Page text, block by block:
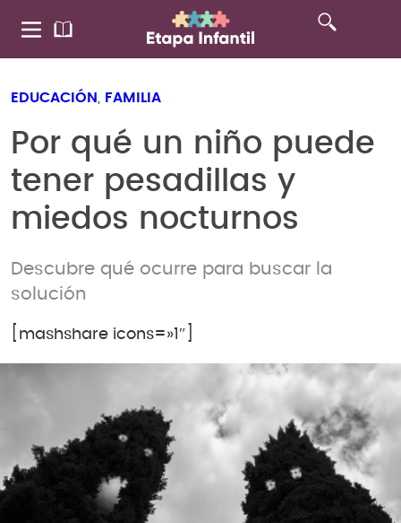
EDUCACIÓN FAMILIA
Por qué un niño puede
tener pesadillas y
miedos nocturnos
Descubre qué ocurre para buscar la
solución
[mashshare icons=»1″]